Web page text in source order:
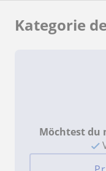
Kategorie
Möchtest du